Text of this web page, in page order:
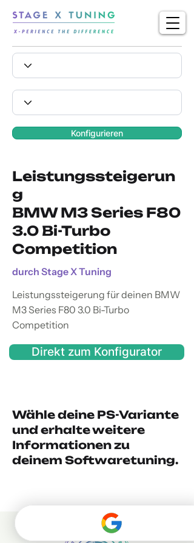
Konfigurieren
Leistungssteigerun
g
BMW M3 Series F80
3.0 Bi-Turbo
Competition
durch Stage X Tuning
Leistungssteigerung für deinen BMW
M3 Series F80 3.0 Bi-Turbo
Competition
Direkt zum Konfigurator
Wähle deine PS-Variante
und erhalte weitere
Informationen zu
deinem Softwaretuning.